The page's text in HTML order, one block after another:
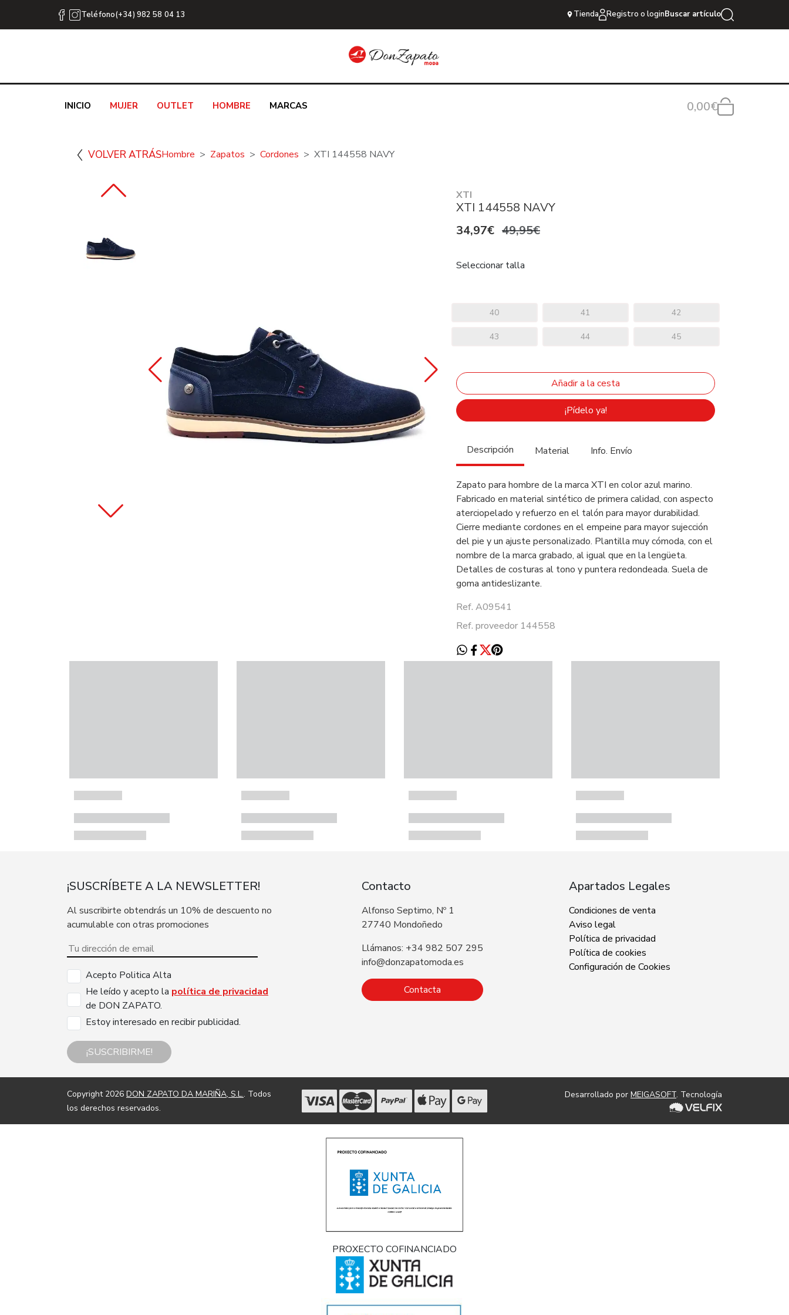
Teléfono(+34) 982 58 04 13 Tienda Registro o loginBuscar artículo
INICIO MUJER OUTLET HOMBRE MARCAS 0,00€
VOLVER ATRÁSHombre Zapatos Cordones XTI 144558 NAVY
XTI
XTI 144558 NAVY
34,97€ 49,95€
Seleccionar talla
40 41 42
43 44 45
¡Pídelo ya!
Descripción Material Info. Envío
Zapato para hombre de la marca XTI en color azul marino.
Fabricado en material sintético de primera calidad, con aspecto
aterciopelado y refuerzo en el talón para mayor durabilidad.
Cierre mediante cordones en el empeine para mayor sujección
del pie y un ajuste personalizado. Plantilla muy cómoda, con el
nombre de la marca grabado, al igual que en la lengüeta.
Detalles de costuras al tono y puntera redondeada. Suela de
goma antideslizante.
Ref. A09541
Ref. proveedor 144558
¡SUSCRÍBETE A LA NEWSLETTER!
Al suscribirte obtendrás un 10% de descuento no
acumulable con otras promociones
Acepto Politica Alta
He leído y acepto la política de privacidad
de DON ZAPATO.
Estoy interesado en recibir publicidad.
¡SUSCRIBIRME!
Contacto
Alfonso Septimo, Nº 1
27740 Mondoñedo
Llámanos: +34 982 507 295
info@donzapatomoda.es
Contacta
Apartados Legales
Condiciones de venta
Aviso legal
Política de privacidad
Política de cookies
Configuración de Cookies
Copyright 2026 DON ZAPATO DA MARIÑA, S.L.. Todos
los derechos reservados.
Desarrollado por MEIGASOFT. Tecnología
PROXECTO COFINANCIADO